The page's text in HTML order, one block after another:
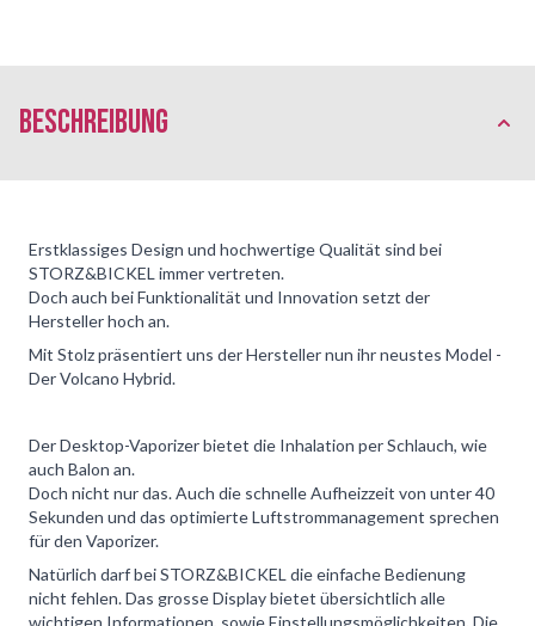
Beschreibung
Erstklassiges Design und hochwertige Qualität sind bei
STORZ&BICKEL immer vertreten.
Doch auch bei Funktionalität und Innovation setzt der
Hersteller hoch an.
Mit Stolz präsentiert uns der Hersteller nun ihr neustes Model -
Der Volcano Hybrid.
Der Desktop-Vaporizer bietet die Inhalation per Schlauch, wie
auch Balon an.
Doch nicht nur das. Auch die schnelle Aufheizzeit von unter 40
Sekunden und das optimierte Luftstrommanagement sprechen
für den Vaporizer.
Natürlich darf bei STORZ&BICKEL die einfache Bedienung
nicht fehlen. Das grosse Display bietet übersichtlich alle
wichtigen Informationen, sowie Einstellungsmöglichkeiten. Die